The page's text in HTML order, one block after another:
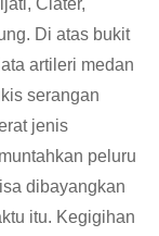
Ciater,
Di atas bukit
artileri medan
serangan
jenis
peluru
dibayangkan
itu. Kegigihan